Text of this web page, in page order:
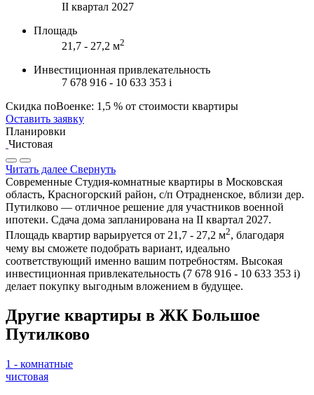
II квартал 2027
Площадь
21,7 - 27,2 м2
Инвестиционная привлекательность
7 678 916 - 10 633 353 i
Скидка поВоенке: 1,5 % от стоимости квартиры
Оставить заявку
Планировки
Чистовая
Читать далее Свернуть
Современные Студия-комнатные квартиры в Московская
область, Красногорский район, с/п Отрадненское, вблизи дер.
Путилково — отличное решение для участников военной
ипотеки. Сдача дома запланирована на II квартал 2027.
Площадь квартир варьируется от 21,7 - 27,2 м2, благодаря
чему вы сможете подобрать вариант, идеально
соответствующий именно вашим потребностям. Высокая
инвестиционная привлекательность (7 678 916 - 10 633 353 i)
делает покупку выгодным вложением в будущее.
Другие квартиры в ЖК Большое
Путилково
1 - комнатные
чистовая